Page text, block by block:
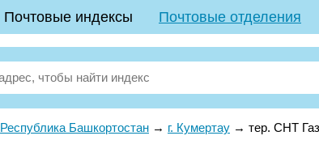
Почтовые индексы Почтовые отделения
Республика Башкортостан → г. Кумертау → тер. СНТ